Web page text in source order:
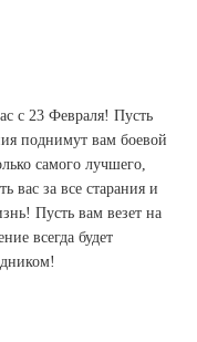
с 23 Февраля! Пусть
поднимут вам боевой
самого лучшего,
вас за все старания и
Пусть вам везет на
всегда будет